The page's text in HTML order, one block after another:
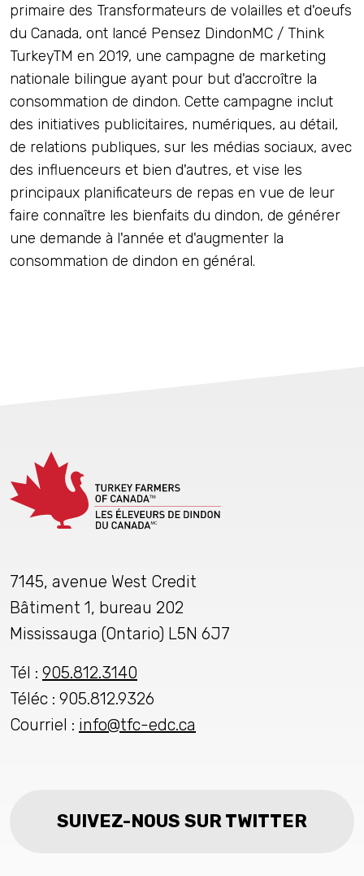
primaire des Transformateurs de volailles et d'oeufs
du Canada, ont lancé Pensez DindonMC / Think
TurkeyTM en 2019, une campagne de marketing
nationale bilingue ayant pour but d'accroître la
consommation de dindon. Cette campagne inclut
des initiatives publicitaires, numériques, au détail,
de relations publiques, sur les médias sociaux, avec
des influenceurs et bien d'autres, et vise les
principaux planificateurs de repas en vue de leur
faire connaître les bienfaits du dindon, de générer
une demande à l'année et d'augmenter la
consommation de dindon en général.
7145, avenue West Credit
Bâtiment 1, bureau 202
Mississauga (Ontario) L5N 6J7
Tél : 905.812.3140
Téléc : 905.812.9326
Courriel : info@tfc-edc.ca
SUIVEZ-NOUS SUR TWITTER